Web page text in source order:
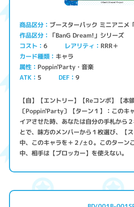
商品区分 ブースターパック ミニアニメ
作品区分 「BanG Dream!」シリーズ
コスト 6 レアリティ RRR＋
カード種類 キャラ
属性 Poppin'Party・音楽
ATK 5 DEF 9
【自】【エントリー】【Reコンボ】【本
〔Poppin'Party〕【ターン１】：このキ
イアさせた時、あなたは自分の手札から
とで、味方のメンバーから１枚選び、【
中、このキャラを＋２/±０。このターン
中、相手は【ブロッカー】を使えない。